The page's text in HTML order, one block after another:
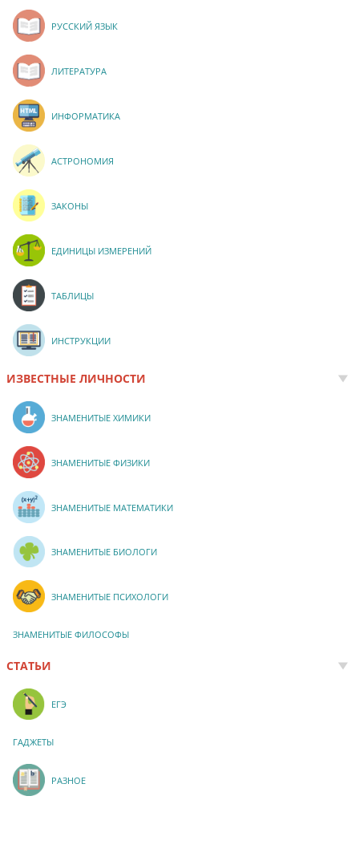
РУССКИЙ ЯЗЫК
ЛИТЕРАТУРА
ИНФОРМАТИКА
АСТРОНОМИЯ
ЗАКОНЫ
ЕДИНИЦЫ ИЗМЕРЕНИЙ
ТАБЛИЦЫ
ИНСТРУКЦИИ
ИЗВЕСТНЫЕ ЛИЧНОСТИ
ЗНАМЕНИТЫЕ ХИМИКИ
ЗНАМЕНИТЫЕ ФИЗИКИ
ЗНАМЕНИТЫЕ МАТЕМАТИКИ
ЗНАМЕНИТЫЕ БИОЛОГИ
ЗНАМЕНИТЫЕ ПСИХОЛОГИ
ЗНАМЕНИТЫЕ ФИЛОСОФЫ
СТАТЬИ
ЕГЭ
ГАДЖЕТЫ
РАЗНОЕ